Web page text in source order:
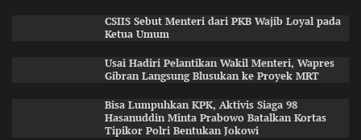
CSIIS Sebut Menteri dari PKB Wajib Loyal pada
Ketua Umum
Usai Hadiri Pelantikan Wakil Menteri, Wapres
Gibran Langsung Blusukan ke Proyek MRT
Bisa Lumpuhkan KPK, Aktivis Siaga 98
Hasanuddin Minta Prabowo Batalkan Kortas
Tipikor Polri Bentukan Jokowi